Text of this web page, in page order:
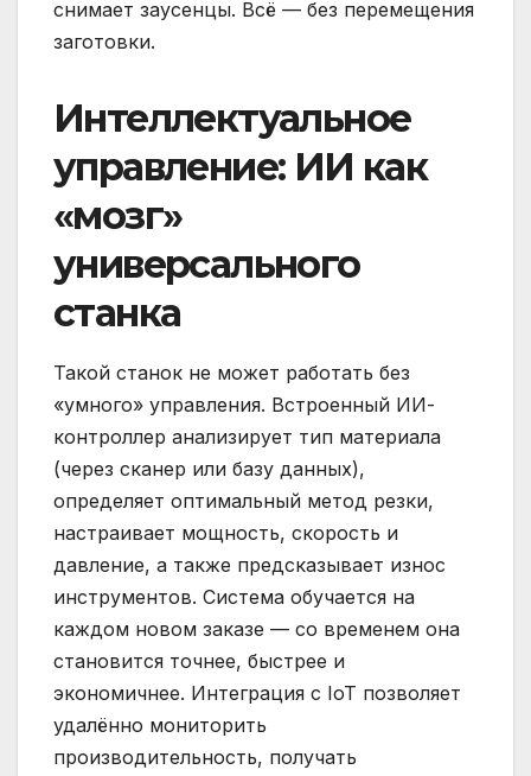
снимает заусенцы. Всё — без перемещения
заготовки.
Интеллектуальное
управление: ИИ как
«мозг»
универсального
станка
Такой станок не может работать без
«умного» управления. Встроенный ИИ-
контроллер анализирует тип материала
(через сканер или базу данных),
определяет оптимальный метод резки,
настраивает мощность, скорость и
давление, а также предсказывает износ
инструментов. Система обучается на
каждом новом заказе — со временем она
становится точнее, быстрее и
экономичнее. Интеграция с IoT позволяет
удалённо мониторить
производительность, получать